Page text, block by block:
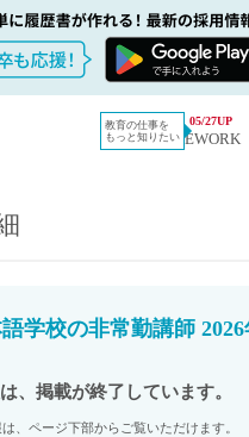
教育の仕事を
もっと知りたい
05/27UP
EWORK
採用情報
勤講師 2026年5月採用
学校の非常勤講師 2026
、掲載が終了しています。
、ページ下部からご覧いただけます。